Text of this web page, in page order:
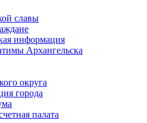
славы
информация
Архангельска
округа
города
палата